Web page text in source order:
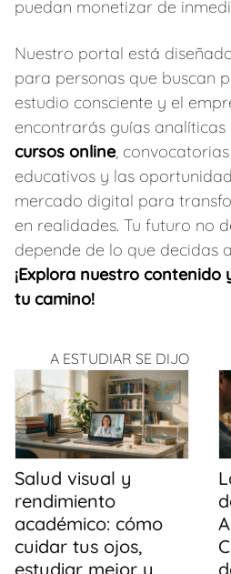
puedan monetizar de
Nuestro portal está
para personas que buscan
estudio consciente y el
encontrarás guías analíticas
cursos online,
educativos y las
mercado digital para
en realidades. Tu futuro no
depende de lo que decidas
¡Explora nuestro
tu camino!
A ESTUDIAR SE DIJO
Salud visual y
rendimiento
académico: cómo
cuidar tus ojos,
estudiar mejor y